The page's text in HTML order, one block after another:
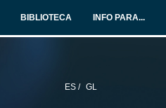
BIBLIOTECA INFO PARA...
ES / GL